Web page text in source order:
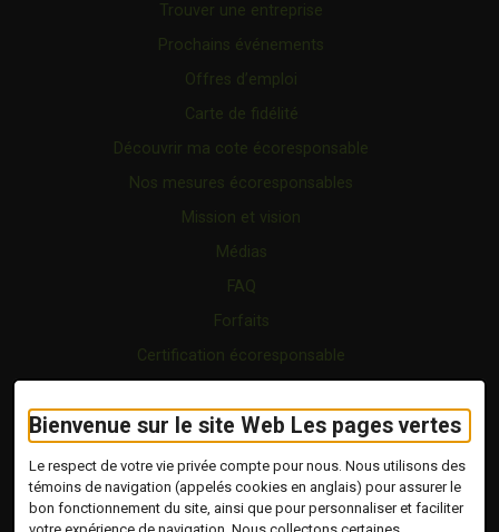
Bienvenue sur le site Web Les pages vertes
Le respect de votre vie privée compte pour nous. Nous utilisons des
témoins de navigation (appelés cookies en anglais) pour assurer le
bon fonctionnement du site, ainsi que pour personnaliser et faciliter
Trouver une entreprise
Prochains événements
Offres d’emploi
Carte de fidélité
Découvrir ma cote écoresponsable
Nos mesures écoresponsables
Mission et vision
Médias
FAQ
Forfaits
Certification écoresponsable
Vidéo
Blogue
Copyright © 2026 Tous droits réservés.